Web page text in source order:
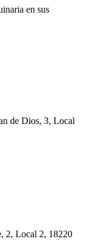
en sus
de Dios, 3, Local
2, Local 2, 18220